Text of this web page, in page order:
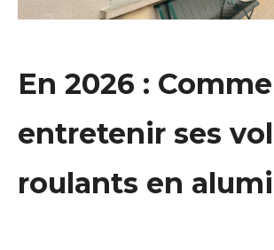
En 2026 :
entretenir ses
roulants en